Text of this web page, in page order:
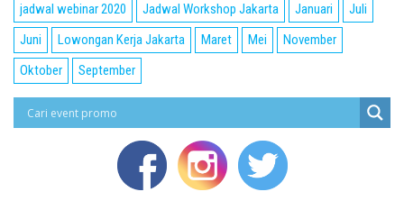
jadwal webinar 2020
Jadwal Workshop Jakarta Januari
Juli
Juni
Lowongan Kerja Jakarta Maret Mei
November
Oktober
September